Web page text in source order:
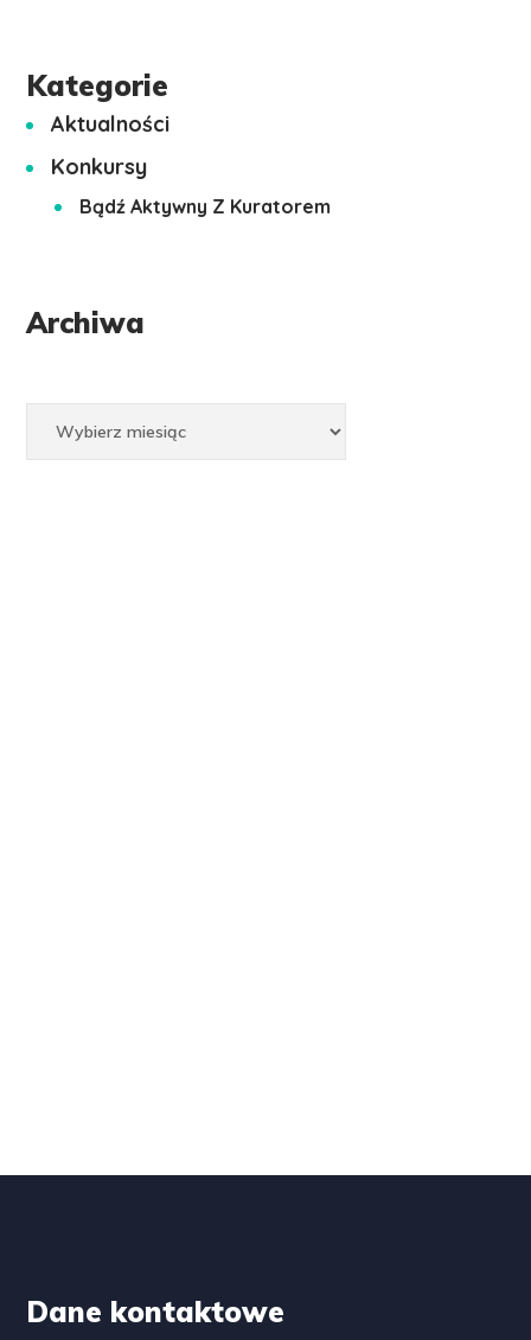
Kategorie
Aktualności
Konkursy
Bądź Aktywny Z Kuratorem
Archiwa
Archiwa
Dane kontaktowe